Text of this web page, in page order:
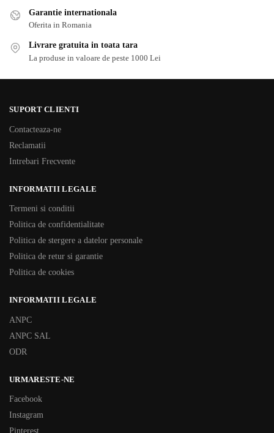
Garantie internationala
Oferita in Romania
Livrare gratuita in toata tara
La produse in valoare de peste 1000 Lei
SUPORT CLIENTI
Contacteaza-ne
Reclamatii
Intrebari Frecvente
INFORMATII LEGALE
Termeni si conditii
Politica de confidentialitate
Politica de stergere a datelor personale
Politica de retur si garantie
Politica de cookies
INFORMATII LEGALE
ANPC
ANPC SAL
ODR
URMARESTE-NE
Facebook
Instagram
Pinterest